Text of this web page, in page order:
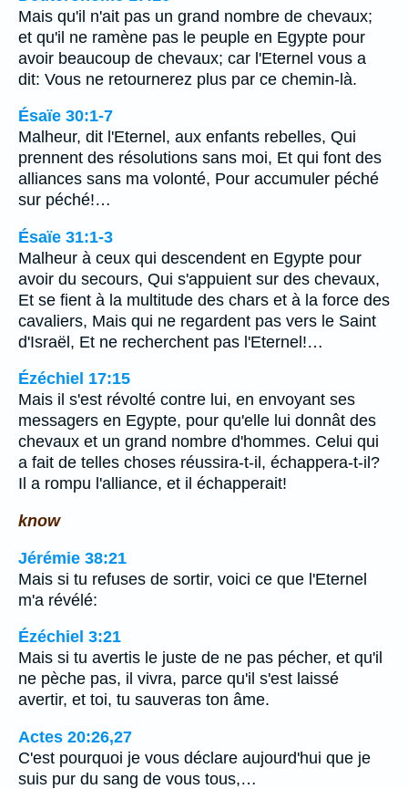
Mais qu'il n'ait pas un grand nombre de chevaux;
et qu'il ne ramène pas le peuple en Egypte pour
avoir beaucoup de chevaux; car l'Eternel vous a
dit: Vous ne retournerez plus par ce chemin-là.
Ésaïe 30:1-7
Malheur, dit l'Eternel, aux enfants rebelles, Qui
prennent des résolutions sans moi, Et qui font des
alliances sans ma volonté, Pour accumuler péché
sur péché!…
Ésaïe 31:1-3
Malheur à ceux qui descendent en Egypte pour
avoir du secours, Qui s'appuient sur des chevaux,
Et se fient à la multitude des chars et à la force des
cavaliers, Mais qui ne regardent pas vers le Saint
d'Israël, Et ne recherchent pas l'Eternel!…
Ézéchiel 17:15
Mais il s'est révolté contre lui, en envoyant ses
messagers en Egypte, pour qu'elle lui donnât des
chevaux et un grand nombre d'hommes. Celui qui
a fait de telles choses réussira-t-il, échappera-t-il?
Il a rompu l'alliance, et il échapperait!
know
Jérémie 38:21
Mais si tu refuses de sortir, voici ce que l'Eternel
m'a révélé:
Ézéchiel 3:21
Mais si tu avertis le juste de ne pas pécher, et qu'il
ne pèche pas, il vivra, parce qu'il s'est laissé
avertir, et toi, tu sauveras ton âme.
Actes 20:26,27
C'est pourquoi je vous déclare aujourd'hui que je
suis pur du sang de vous tous,…